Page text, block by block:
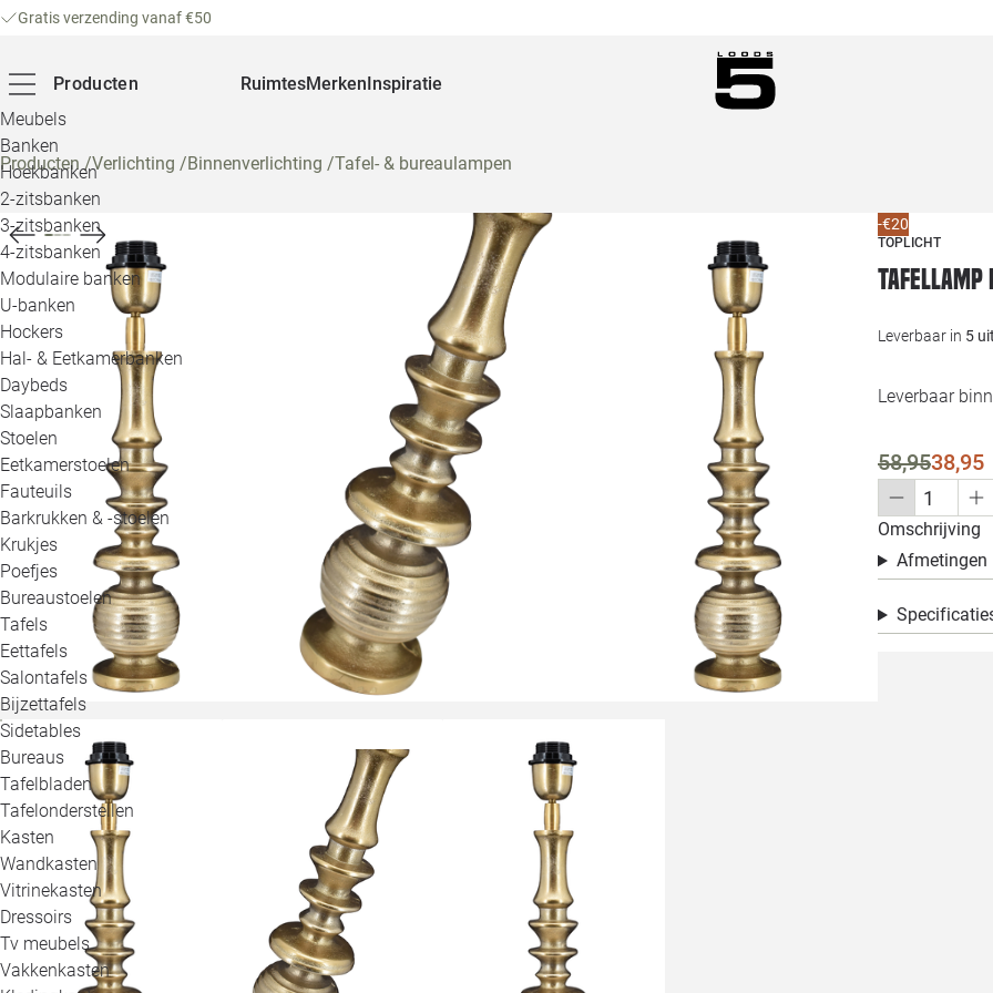
Gratis verzending vanaf €50
Producten
Meubels
Banken
Hoekbanken
2-zitsbanken
3-zitsbanken
4-zitsbanken
Modulaire banken
U-banken
Hockers
Hal- & Eetkamerbanken
Daybeds
Slaapbanken
Stoelen
Eetkamerstoelen
Fauteuils
Barkrukken & -stoelen
Krukjes
Poefjes
Bureaustoelen
Tafels
Eettafels
Salontafels
Bijzettafels
Sidetables
Bureaus
Tafelbladen
Tafelonderstellen
Kasten
Wandkasten
Vitrinekasten
Dressoirs
Tv meubels
Vakkenkasten
RuimtesMerkenInspiratie
Producten/Verlichting /Binnenverlichting /Tafel- & bureaulampen
-€20
TOPLICHT
Tafellamp
Leverbaar in 5
Leverbaar
58,9538,95
Omschrijving
Afmetingen